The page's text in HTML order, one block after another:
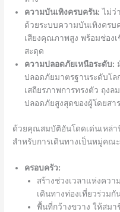
ความบันเทิงครบครัน: ไม่ว่
ด้วยระบบความบันเทิงครบ
เสียงคุณภาพสูง พร้อมช่อง
สะดุด
ความปลอดภัยเหนือระดับ:
ปลอดภัยมาตรฐานระดับโล
เสถียรภาพการทรงตัว ถุงล
ปลอดภัยสูงสุดของผู้โดยสาร
ด้วยคุณสมบัติอันโดดเด่นเหล่า
สำหรับการเดินทางเป็นหมู่คณ
ครอบครัว:
สร้างช่วงเวลาแห่งคว
เดินทางท่องเที่ยวร่วมกั
พื้นที่กว้างขวาง ให้สมา